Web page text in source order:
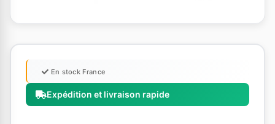
Expédition et livraison rapide
En stock France